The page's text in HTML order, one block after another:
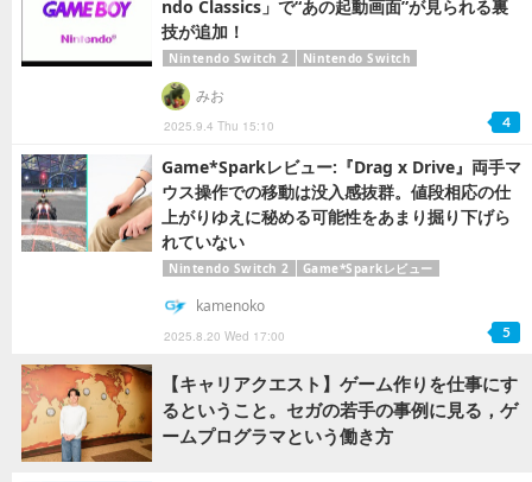
ndo Classics」で“あの起動画面”が見られる裏
技が追加！
Nintendo Switch 2 Nintendo Switch
2025.9.4 Thu 15:10
みお
4
Game*Sparkレビュー:『Drag x Drive』両手マ
ウス操作での移動は没入感抜群。値段相応の仕
上がりゆえに秘める可能性をあまり掘り下げら
れていない
Nintendo Switch 2 Game*Sparkレビュー
2025.8.20 Wed 17:00
kamenoko
5
【キャリアクエスト】ゲーム作りを仕事にす
るということ。セガの若手の事例に見る，ゲ
ームプログラマという働き方